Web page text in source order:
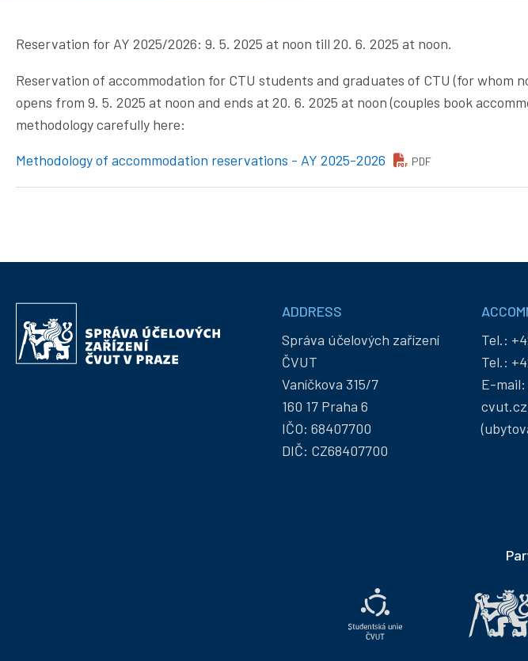
Reservation for AY 2025/2026: 9. 5. 2025 at noon till 20. 6. 2025 at noon.
Reservation of accommodation for CTU students and graduates of CTU (for whom
opens from 9. 5. 2025 at noon and ends at 20. 6. 2025 at noon (couples book
methodology carefully here:
Methodology of accommodation reservations - AY 2025-2026 PDF
a
kontakty
účelových
zařízení
ADDRESS
Správa účelových zařízení
ČVUT
Vaníčkova 315/7
160 17 Praha 6
IČO: 68407700
DIČ: CZ68407700
Tel.:
Tel.:
E-mail:
cvut.cz